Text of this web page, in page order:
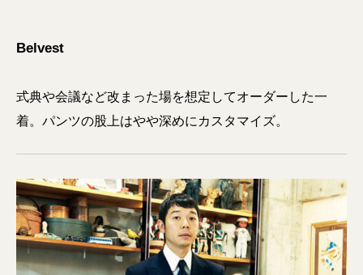
Belvest
式典や会議など改まった場を想定してオーダーした一
着。パンツの股上はやや深めにカスタマイズ。